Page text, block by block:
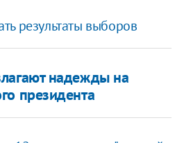
результаты выборов
надежды на
президента